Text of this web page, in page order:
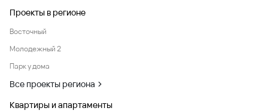
Проекты в регионе
Восточный
Молодежный 2
Парк у дома
Все проекты региона
Квартиры и апартаменты